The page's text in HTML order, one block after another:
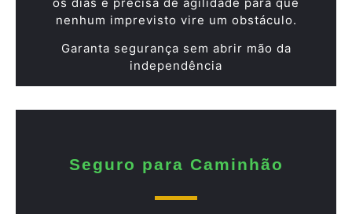
nenhum imprevisto vire um obstáculo.
Garanta segurança sem abrir mão da
independência
Seguro para Caminhão